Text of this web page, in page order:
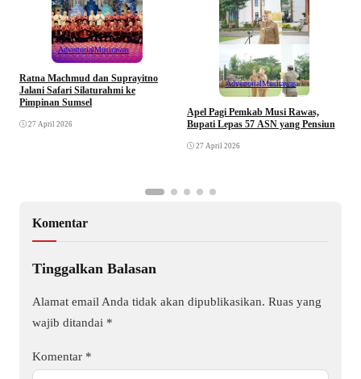
AdvertorialMusirawas
Ratna Machmud dan Suprayitno
Jalani Safari Silaturahmi ke
Pimpinan Sumsel
27 April 2026
AdvertorialMusirawas
Apel Pagi Pemkab Musi Rawas,
Bupati Lepas 57 ASN yang Pensiun
27 April 2026
Komentar
Tinggalkan Balasan
Alamat email Anda tidak akan dipublikasikan. Ruas yang
wajib ditandai *
Komentar *